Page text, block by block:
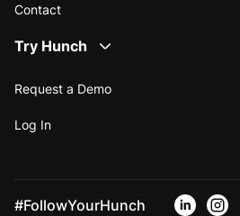
Contact
Try Hunch
Request a Demo
Log In
#FollowYourHunch